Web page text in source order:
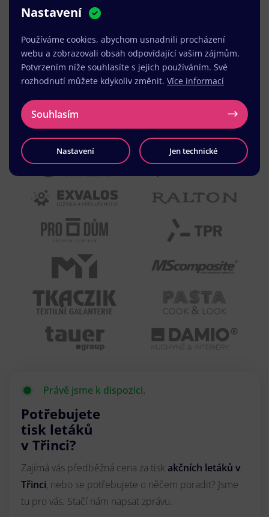
VENART s.r.o.
Právě jsme k dispozici.
Potřebujete
tisk letáků
v Třinci?
Zajímá vás předběžná cena za tisk akčních letáků v
Třinci, nebo se potřebujete o něčem poradit? Jsme
tu pro vás. Stačí nám napsat zprávu.
Nastavení
Používáme cookies, abychom usnadnili procházení
webu a zobrazovali obsah odpovídající vašim zájmům.
Potvrzením níže souhlasíte s jejich používáním. Své
rozhodnutí můžete kdykoliv změnit. Více informací
Souhlasím
Nastavení Jen technické